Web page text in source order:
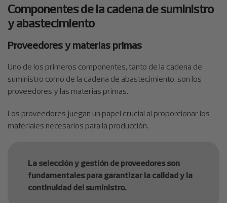
Componentes de la cadena de suministro
y abastecimiento
Proveedores y materias primas
Uno de los primeros componentes, tanto de la cadena de
suministro como de la cadena de abastecimiento, son los
proveedores y las materias primas.
Los proveedores juegan un papel crucial al proporcionar los
materiales necesarios para la producción.
La selección y gestión de proveedores son
fundamentales para garantizar la calidad y la
continuidad del suministro.